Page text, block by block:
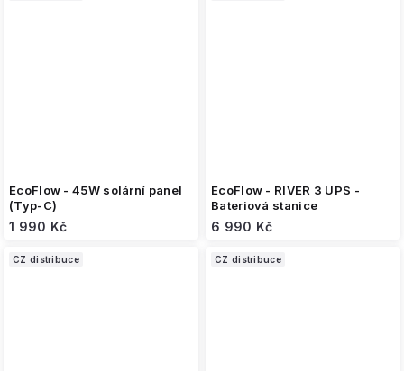
EcoFlow - 45W solární panel
(Typ-C)
1 990 Kč
EcoFlow - RIVER 3 UPS -
Bateriová stanice
6 990 Kč
CZ distribuce CZ distribuce